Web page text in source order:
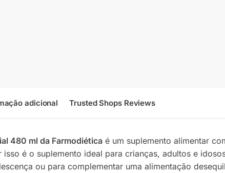
adicional Trusted Shops Reviews
480 ml da Farmodiética é um suplemento alimentar
isso é o suplemento ideal para crianças, adultos e
ou para complementar uma alimentação